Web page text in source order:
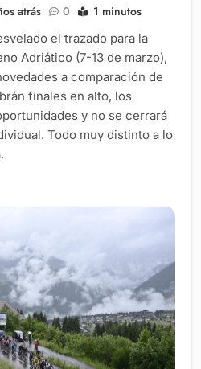
atrás 0 1 minutos
el trazado para la
Adriático (7-13 de marzo),
a comparación de
finales en alto, los
y no se cerrará
Todo muy distinto a lo